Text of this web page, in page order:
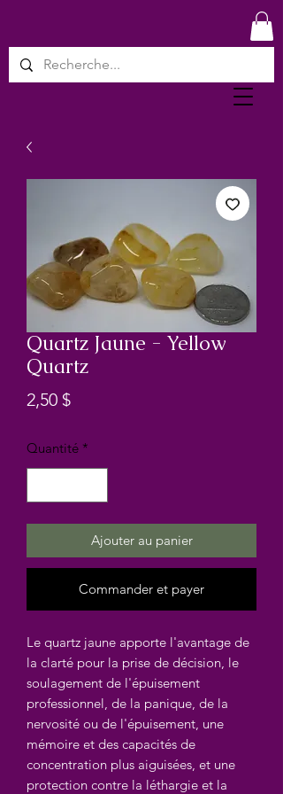
Quartz Jaune - Yellow
Quartz
2,50 $Prix
Quantité *
Ajouter au panier
Commander et payer
Le quartz jaune apporte l'avantage de
la clarté pour la prise de décision, le
soulagement de l'épuisement
professionnel, de la panique, de la
nervosité ou de l'épuisement, une
mémoire et des capacités de
concentration plus aiguisées, et une
protection contre la léthargie et la